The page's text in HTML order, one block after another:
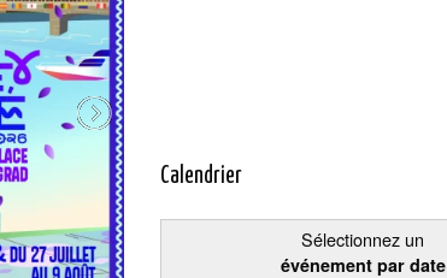
Calendrier
Sélectionnez un
événement par date